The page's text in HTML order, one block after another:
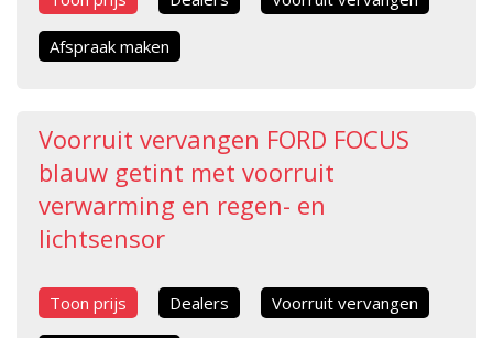
Afspraak maken
Voorruit vervangen FORD FOCUS
blauw getint met voorruit
verwarming en regen- en
lichtsensor
Toon prijs Dealers Voorruit vervangen